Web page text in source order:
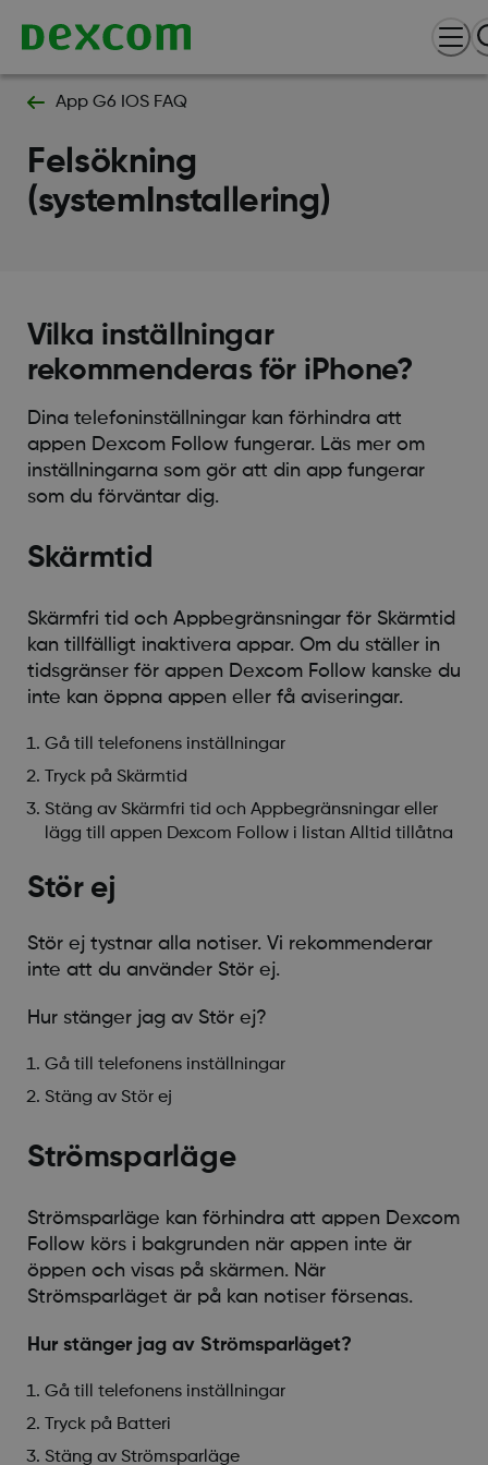
App G6 IOS FAQ
Felsökning
(systemInstallering)
Vilka inställningar
rekommenderas för iPhone?
Dina telefoninställningar kan förhindra att
appen Dexcom Follow fungerar. Läs mer om
inställningarna som gör att din app fungerar
som du förväntar dig.
Skärmtid
Skärmfri tid och Appbegränsningar för Skärmtid
kan tillfälligt inaktivera appar. Om du ställer in
tidsgränser för appen Dexcom Follow kanske du
inte kan öppna appen eller få aviseringar.
Gå till telefonens inställningar
Tryck på Skärmtid
Stäng av Skärmfri tid och Appbegränsningar eller
lägg till appen Dexcom Follow i listan Alltid tillåtna
Stör ej
Stör ej tystnar alla notiser. Vi rekommenderar
inte att du använder Stör ej.
Hur stänger jag av Stör ej?
Gå till telefonens inställningar
Stäng av Stör ej
Strömsparläge
Strömsparläge kan förhindra att appen Dexcom
Follow körs i bakgrunden när appen inte är
öppen och visas på skärmen. När
Strömsparläget är på kan notiser försenas.
Hur stänger jag av Strömsparläget?
Gå till telefonens inställningar
Tryck på Batteri
Stäng av Strömsparläge